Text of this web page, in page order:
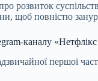
розвиток
щоб повністю
каналу
першої